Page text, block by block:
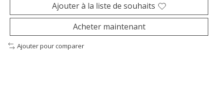
Ajouter à la liste de souhaits
Acheter maintenant
Ajouter pour comparer